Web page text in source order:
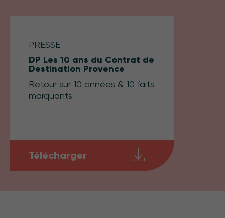
PRESSE
DP Les 10 ans du Contrat de
Destination Provence
Retour sur 10 années & 10 faits
marquants
Télécharger